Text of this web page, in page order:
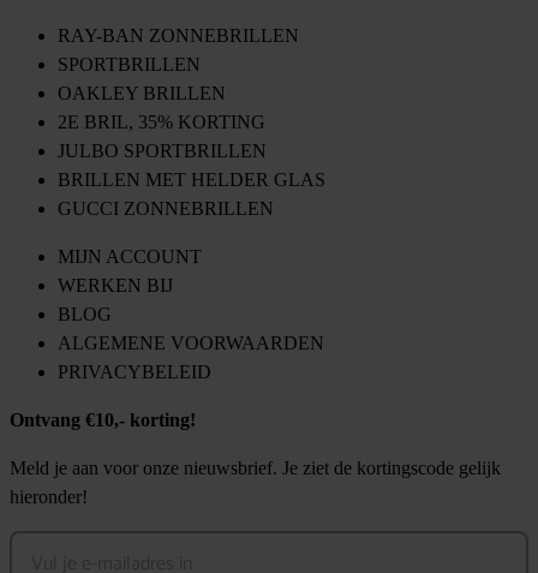
RAY-BAN ZONNEBRILLEN
SPORTBRILLEN
OAKLEY BRILLEN
2E BRIL, 35% KORTING
JULBO SPORTBRILLEN
BRILLEN MET HELDER GLAS
GUCCI ZONNEBRILLEN
MIJN ACCOUNT
WERKEN BIJ
BLOG
ALGEMENE VOORWAARDEN
PRIVACYBELEID
Ontvang €10,- korting!
Meld je aan voor onze nieuwsbrief. Je ziet de kortingscode gelijk
hieronder!